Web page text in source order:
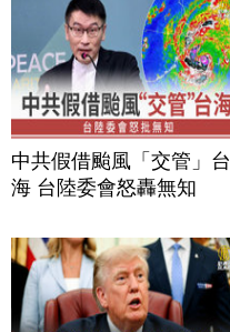
中共假借颱風「交管」台
海 台陸委會怒轟無知